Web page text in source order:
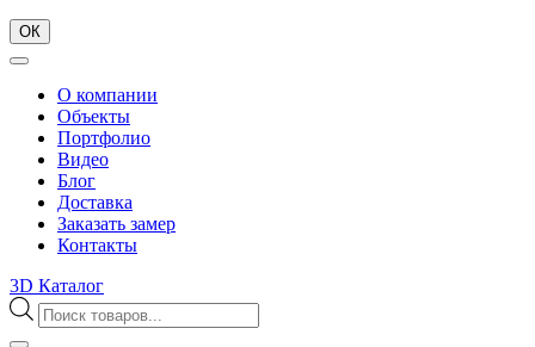
ОК
О компании
Объекты
Портфолио
Видео
Блог
Доставка
Заказать замер
Контакты
3D Каталог
Поиск
товаров